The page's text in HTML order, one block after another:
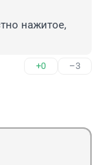
нажитое,
+0 –3